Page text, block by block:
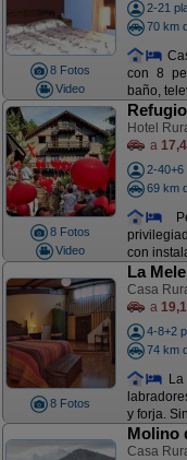
8 Fotos
Video
2-21
70 km
con 8
baño,
8 Fotos
Video
Hotel
a
2-40+6
69 km
con
8 Fotos
La
Casa
a
4-8+2
74 km
y forja.
Molino
Casa